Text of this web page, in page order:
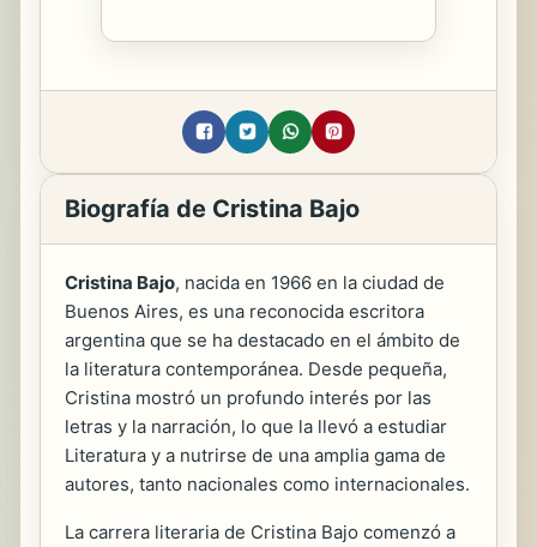
Biografía de Cristina Bajo
Cristina Bajo, nacida en 1966 en la ciudad de
Buenos Aires, es una reconocida escritora
argentina que se ha destacado en el ámbito de
la literatura contemporánea. Desde pequeña,
Cristina mostró un profundo interés por las
letras y la narración, lo que la llevó a estudiar
Literatura y a nutrirse de una amplia gama de
autores, tanto nacionales como internacionales.
La carrera literaria de Cristina Bajo comenzó a